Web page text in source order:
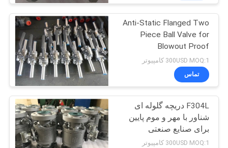
دریچه توپ فلزی
39
Anti-Static Flanged Two
Piece Ball Valve for
Blowout Proof
300USD MOQ:1 کامپیوتر
تماس
F304L دریچه گلوله ای
شناور با مهر و موم پایین
برای صنایع صنعتی
300USD MOQ:1 کامپیوتر